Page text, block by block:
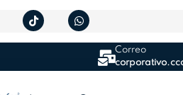
Correo